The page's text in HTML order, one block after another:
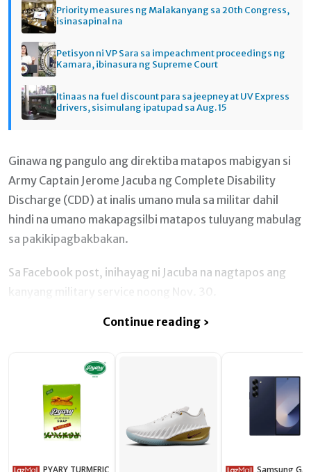
Priority measures ng Malakanyang sa 20th Congress,
isinasapinal na
Petisyon ni VP Sara sa impeachment proceedings ng
Kamara, ibinasura ng Supreme Court
Itinaas na fuel discount para sa jeepney at UV Express
drivers, sisimulang ipatupad sa Aug. 15
Ginawa ng pangulo ang direktiba matapos mabigyan si
Army Captain Jerome Jacuba ng Complete Disability
Discharge (CDD) at inalis umano mula sa militar dahil
hindi na umano makapagsilbi matapos tuluyang mabulag
sa pakikipagbakbakan.
Sa Facebook post, inihayag ni Jacuba na nagtapos ang
kanyang military service noong Nov. 30.
Continue reading ›
PYARY TURMERIC